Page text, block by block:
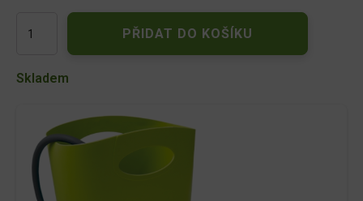
Aquapocket
PŘIDAT DO KOŠÍKU
Skladem